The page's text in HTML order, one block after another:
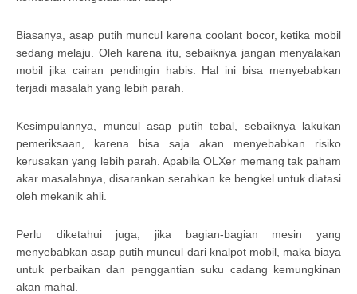
Biasanya, asap putih muncul karena coolant bocor, ketika mobil
sedang melaju. Oleh karena itu, sebaiknya jangan menyalakan
mobil jika cairan pendingin habis. Hal ini bisa menyebabkan
terjadi masalah yang lebih parah.
Kesimpulannya, muncul asap putih tebal, sebaiknya lakukan
pemeriksaan, karena bisa saja akan menyebabkan risiko
kerusakan yang lebih parah. Apabila OLXer memang tak paham
akar masalahnya, disarankan serahkan ke bengkel untuk diatasi
oleh mekanik ahli.
Perlu diketahui juga, jika bagian-bagian mesin yang
menyebabkan asap putih muncul dari knalpot mobil, maka biaya
untuk perbaikan dan penggantian suku cadang kemungkinan
akan mahal.